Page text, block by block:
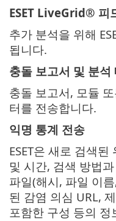
ESET LiveGrid® 피
추가 분석을 위해
됩니다.
충돌 보고서 및 분석
충돌 보고서, 모듈
터를 전송합니다.
익명 통계 전송
ESET은 새로 검색
및 시간, 검색 방법
파일(해시, 파일 이
된 감염 의심 URL,
포함한 구성 등의